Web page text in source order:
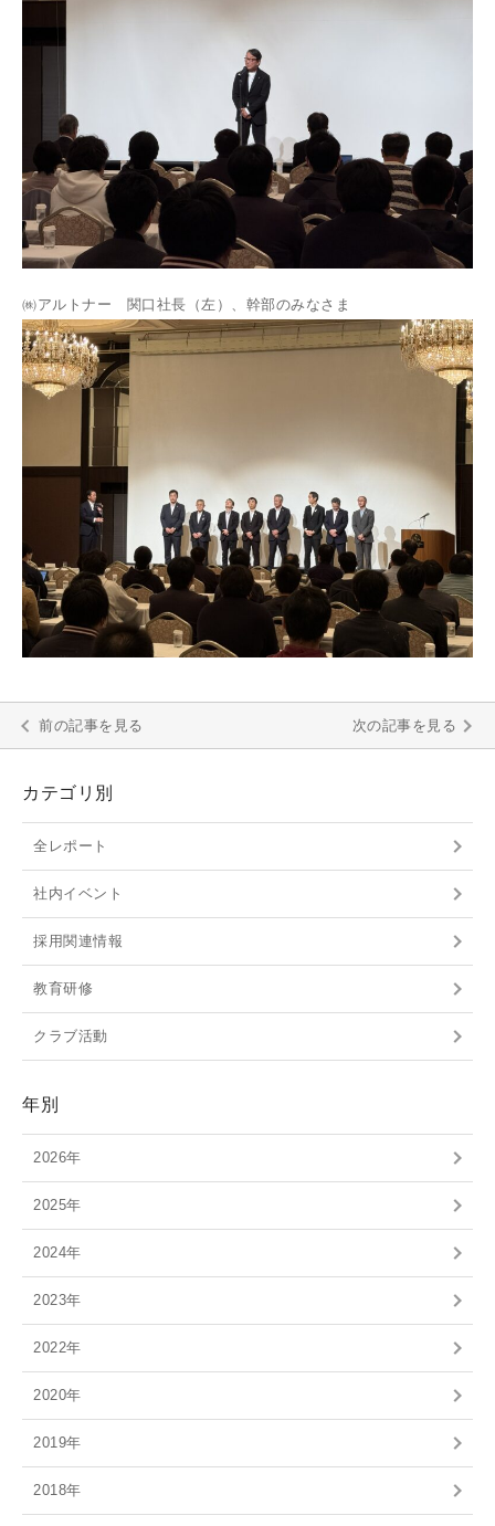
㈱アルトナー 関口社長（左）、幹部のみなさま
前の記事を見る 次の記事を見る
カテゴリ別
全レポート
社内イベント
採用関連情報
教育研修
クラブ活動
年別
2026年
2025年
2024年
2023年
2022年
2020年
2019年
2018年